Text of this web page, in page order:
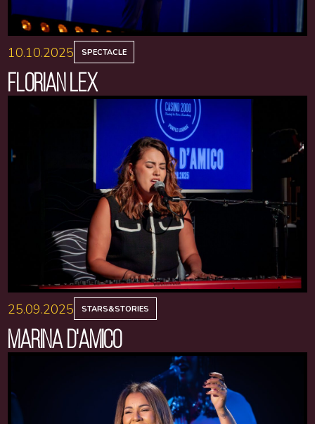
10.10.2025 SPECTACLE
FLORIAN LEX
25.09.2025 STARS&STORIES
MARINA D'AMICO